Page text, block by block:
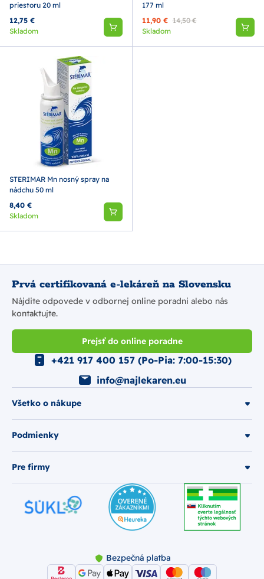
priestoru 20 ml
12,75 €
Skladom
177 ml
11,90 € 14,50 €
Skladom
STERIMAR Mn nosný spray na
nádchu 50 ml
8,40 €
Skladom
Prvá certifikovaná e-lekáreň na Slovensku
Nájdite odpovede v odbornej online poradni alebo nás
kontaktujte.
Prejsť do online poradne
Všetko o nákupe
Podmienky
Pre firmy
+421 917 400 157 (Po-Pia: 7:00-15:30)
info@najlekaren.eu
Bezpečná platba